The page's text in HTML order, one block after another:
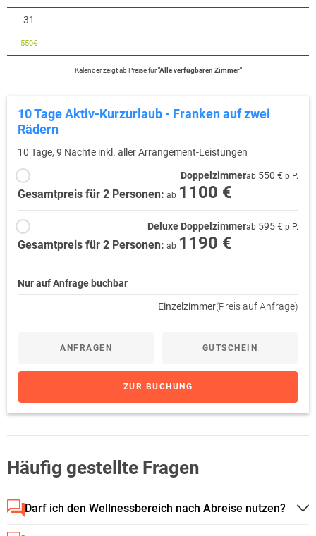
31
550€
Kalender zeigtab Preise für"Alle verfügbaren Zimmer"
10 Tage Aktiv-Kurzurlaub - Franken auf zwei
Rädern
10 Tage, 9 Nächte inkl. aller Arrangement-Leistungen
Doppelzimmerab 550 € p.P.
Gesamtpreis für 2 Personen: ab 1100 €
Deluxe Doppelzimmerab 595 € p.P.
Gesamtpreis für 2 Personen: ab 1190 €
Nur auf Anfrage buchbar
Einzelzimmer(Preis auf Anfrage)
ANFRAGEN GUTSCHEIN
ZUR BUCHUNG
Häufig gestellte Fragen
Darf ich den Wellnessbereich nach Abreise nutzen?